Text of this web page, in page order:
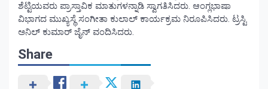
ಶೆಟ್ಟಿಯವರು ಪ್ರಾಸ್ತಾವಿಕ ಮಾತುಗಳನ್ನಾಡಿ ಸ್ವಾಗತಿಸಿದರು. ಆಂಗ್ಲಭಾಷಾ
ವಿಭಾಗದ ಮುಖ್ಯಸ್ಥೆ ಸಂಗೀತಾ ಕುಲಾಲ್ ಕಾರ್ಯಕ್ರಮ ನಿರೂಪಿಸಿದರು. ಟ್ರಸ್ಟಿ
ಅನಿಲ್ ಕುಮಾರ್ ಜೈನ್ ವಂದಿಸಿದರು.
Share